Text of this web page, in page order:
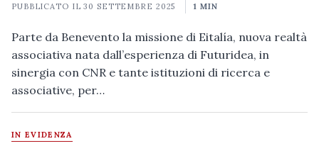
PUBBLICATO IL30 SETTEMBRE 2025 1 MIN
Parte da Benevento la missione di Eitalía, nuova realtà
associativa nata dall’esperienza di Futuridea, in
sinergia con CNR e tante istituzioni di ricerca e
associative, per…
IN EVIDENZA